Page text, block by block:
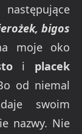
bigos
moje oko
i placek
od niemal
swoim
nazwy. Nie